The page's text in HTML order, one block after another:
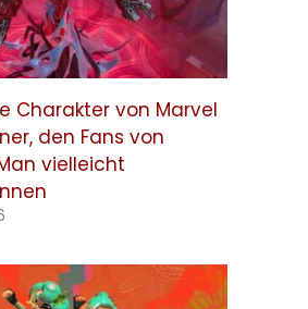
Charakter von Marvel
den Fans von
vielleicht